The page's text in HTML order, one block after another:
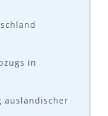
in
ausländischer